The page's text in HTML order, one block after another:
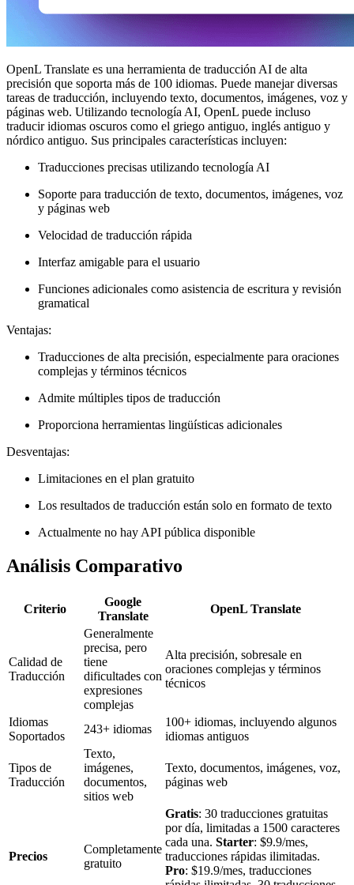
OpenL Translate es una herramienta de traducción AI de alta
precisión que soporta más de 100 idiomas. Puede manejar diversas
tareas de traducción, incluyendo texto, documentos, imágenes, voz y
páginas web. Utilizando tecnología AI, OpenL puede incluso
traducir idiomas oscuros como el griego antiguo, inglés antiguo y
nórdico antiguo. Sus principales características incluyen:
Traducciones precisas utilizando tecnología AI
Soporte para traducción de texto, documentos, imágenes, voz
y páginas web
Velocidad de traducción rápida
Interfaz amigable para el usuario
Funciones adicionales como asistencia de escritura y revisión
gramatical
Ventajas:
Traducciones de alta precisión, especialmente para oraciones
complejas y términos técnicos
Admite múltiples tipos de traducción
Proporciona herramientas lingüísticas adicionales
Desventajas:
Limitaciones en el plan gratuito
Los resultados de traducción están solo en formato de texto
Actualmente no hay API pública disponible
Análisis Comparativo
Criterio
Google
Translate
OpenL Translate
Calidad de
Traducción
Generalmente
precisa, pero
tiene
dificultades con
expresiones
complejas
Alta precisión, sobresale en
oraciones complejas y términos
técnicos
Idiomas
Soportados
243+ idiomas
100+ idiomas, incluyendo algunos
idiomas antiguos
Tipos de
Traducción
Texto,
imágenes,
documentos,
sitios web
Texto, documentos, imágenes, voz,
páginas web
Precios
Completamente
gratuito
Gratis: 30 traducciones gratuitas
por día, limitadas a 1500 caracteres
cada una. Starter: $9.9/mes,
traducciones rápidas ilimitadas.
Pro: $19.9/mes, traducciones